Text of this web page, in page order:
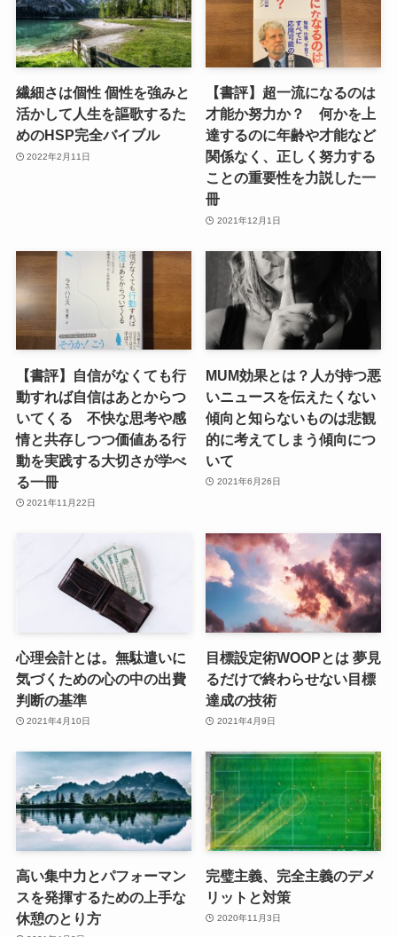
繊細さは個性 個性を強みと
活かして人生を謳歌するた
めのHSP完全バイブル
2022年2月11日
【書評】超一流になるのは
才能か努力か？ 何かを上
達するのに年齢や才能など
関係なく、正しく努力する
ことの重要性を力説した一
冊
2021年12月1日
【書評】自信がなくても行
動すれば自信はあとからつ
いてくる 不快な思考や感
情と共存しつつ価値ある行
動を実践する大切さが学べ
る一冊
2021年11月22日
MUM効果とは？人が持つ悪
いニュースを伝えたくない
傾向と知らないものは悲観
的に考えてしまう傾向につ
いて
2021年6月26日
心理会計とは。無駄遣いに
気づくための心の中の出費
判断の基準
2021年4月10日
目標設定術WOOPとは 夢見
るだけで終わらせない目標
達成の技術
2021年4月9日
高い集中力とパフォーマン
スを発揮するための上手な
休憩のとり方
完璧主義、完全主義のデメ
リットと対策
2020年11月3日